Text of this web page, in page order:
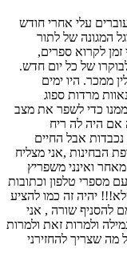
עלי אחרי חודש
המגונה של לתור
לקרוא ספרים,
של כל יום חדש.
ממכר. היו ימים
מרדות ספוג
כדי לשפר את מצב
אם היה לה ריח
אבל החיים
הבחינות ,אני מצליח
ואינני משפריץ
מספרי טלפון וכתובות
יהיה זה כמו להציע
להסניף שורה , אני
ולמרות זאת ולמרות
מה שצריך להחזירני